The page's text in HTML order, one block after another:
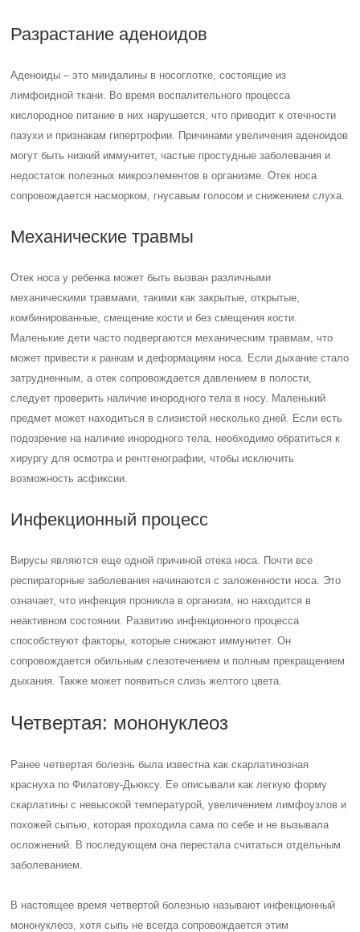
Разрастание аденоидов
Аденоиды – это миндалины в носоглотке, состоящие из
лимфоидной ткани. Во время воспалительного процесса
кислородное питание в них нарушается, что приводит к отечности
пазухи и признакам гипертрофии. Причинами увеличения аденоидов
могут быть низкий иммунитет, частые простудные заболевания и
недостаток полезных микроэлементов в организме. Отек носа
сопровождается насморком, гнусавым голосом и снижением слуха.
Механические травмы
Отек носа у ребенка может быть вызван различными
механическими травмами, такими как закрытые, открытые,
комбинированные, смещение кости и без смещения кости.
Маленькие дети часто подвергаются механическим травмам, что
может привести к ранкам и деформациям носа. Если дыхание стало
затрудненным, а отек сопровождается давлением в полости,
следует проверить наличие инородного тела в носу. Маленький
предмет может находиться в слизистой несколько дней. Если есть
подозрение на наличие инородного тела, необходимо обратиться к
хирургу для осмотра и рентгенографии, чтобы исключить
возможность асфиксии.
Инфекционный процесс
Вирусы являются еще одной причиной отека носа. Почти все
респираторные заболевания начинаются с заложенности носа. Это
означает, что инфекция проникла в организм, но находится в
неактивном состоянии. Развитию инфекционного процесса
способствуют факторы, которые снижают иммунитет. Он
сопровождается обильным слезотечением и полным прекращением
дыхания. Также может появиться слизь желтого цвета.
Четвертая: мононуклеоз
Ранее четвертая болезнь была известна как скарлатинозная
краснуха по Филатову-Дьюксу. Ее описывали как легкую форму
скарлатины с невысокой температурой, увеличением лимфоузлов и
похожей сыпью, которая проходила сама по себе и не вызывала
осложнений. В последующем она перестала считаться отдельным
заболеванием.
В настоящее время четвертой болезнью называют инфекционный
мононуклеоз, хотя сыпь не всегда сопровождается этим